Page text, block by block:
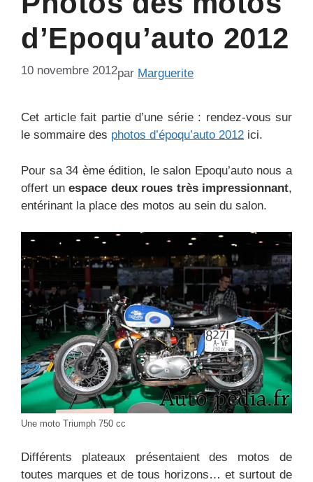
d’Epoqu’auto 2012
10 novembre 2012par Marguerite
Cet article fait partie d’une série : rendez-vous sur
le sommaire des photos d’époqu’auto 2012 ici.
Pour sa 34 ème édition, le salon Epoqu’auto nous a
offert un espace deux roues très impressionnant,
entérinant la place des motos au sein du salon.
Une moto Triumph 750 cc
Différents plateaux présentaient des motos de
toutes marques et de tous horizons… et surtout de